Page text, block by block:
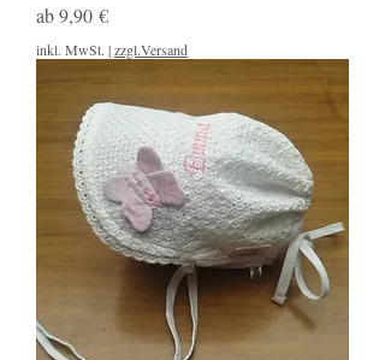
ab9,90 €
Sale-Preis
inkl. MwSt. |zzgl.Versand